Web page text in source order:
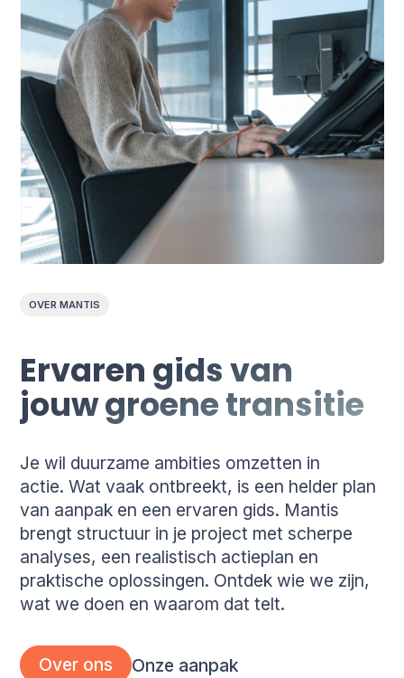
OVER MANTIS
Ervaren gids van
jouw groene transitie
Je wil duurzame ambities omzetten in
actie. Wat vaak ontbreekt, is een helder plan
van aanpak en een ervaren gids. Mantis
brengt structuur in je project met scherpe
analyses, een realistisch actieplan en
praktische oplossingen. Ontdek wie we zijn,
wat we doen en waarom dat telt.
Over ons Onze aanpak